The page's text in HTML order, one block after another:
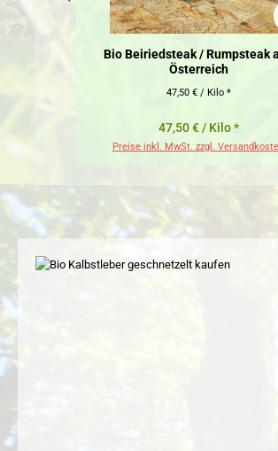
Bio Beiriedsteak / Rumpsteak
Österreich
47,50 € / Kilo *
47,50 € / Kilo *
Preise inkl. MwSt. zzgl.